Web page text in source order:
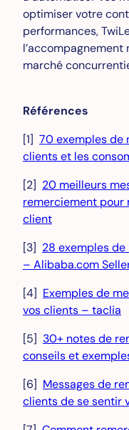
optimiser votre
performances,
marché
Références
[1] 70 exemples de
clients et les
[2] 20 meilleurs
remerciement
client
[3] 28 exemples
– Alibaba.com
[4] Exemples de
vos clients – taclia
[5] 30+ notes de
conseils et
[6] Messages de
clients de se sentir